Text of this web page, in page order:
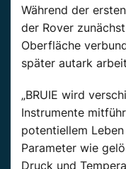
Während der
der Rover
Oberfläche
später autark
„BRUIE wird
Instrumente
potentiellem
Parameter wie
Druck und